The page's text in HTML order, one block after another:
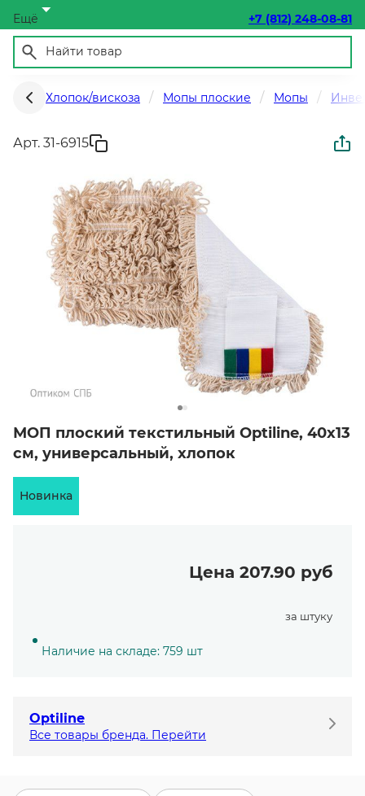
Ещё +7 (812) 248-08-81
Хлопок/вискоза Мопы плоские Мопы
Арт. 31-6915
МОП плоский текстильный Optiline, 40х13
см, универсальный, хлопок
Цена 207.90 руб
за штуку
Наличие на складе: 759 шт
Optiline
Все товары бренда. Перейти
Новинка